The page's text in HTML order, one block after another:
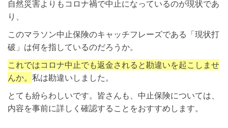
自然災害よりもコロナ禍で中止になっているのが現状であ
り、
このマラソン中止保険のキャッチフレーズである「現状打
破」は何を指しているのだろうか。
これではコロナ中止でも返金されると勘違いを起こしませ
んか。 私は勘違いしました。
とても紛らわしいです。皆さんも、中止保険については、
内容を事前に詳しく確認することをおすすめします。